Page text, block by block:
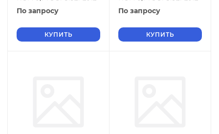
По запросу
КУПИТЬ
По запросу
КУПИТЬ